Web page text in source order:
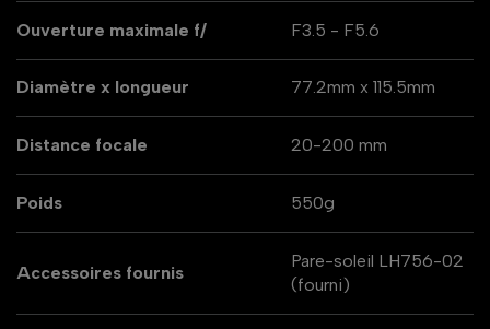
Ouverture maximale f/ F3.5 - F5.6
Diamètre x longueur 77.2mm x 115.5mm
Distance focale 20-200 mm
Poids 550g
Accessoires fournis
Pare-soleil LH756-02
(fourni)